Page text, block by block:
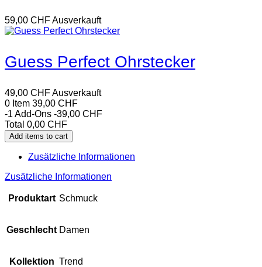
59,00 CHFAusverkauft
Guess Perfect Ohrstecker
49,00 CHFAusverkauft
0 Item 39,00 CHF
-1 Add-Ons -39,00 CHF
Total 0,00 CHF
Add items to cart
Zusätzliche Informationen
Zusätzliche Informationen
Produktart Schmuck
Geschlecht Damen
Kollektion Trend